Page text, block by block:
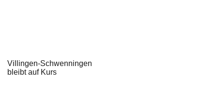
Villingen-Schwenningen
bleibt auf Kurs